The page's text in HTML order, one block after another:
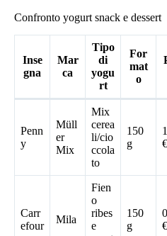
Confronto yogurt snack e dessert
Inse
gna
Mar
ca
Tipo
di
yogu
rt
For
mat
o
Penn
y
Müll
er
Mix
Mix
cerea
li/cio
ccola
to
150
g
€
Carr
efour
Mila
Fien
o
ribes
e
150
g
€